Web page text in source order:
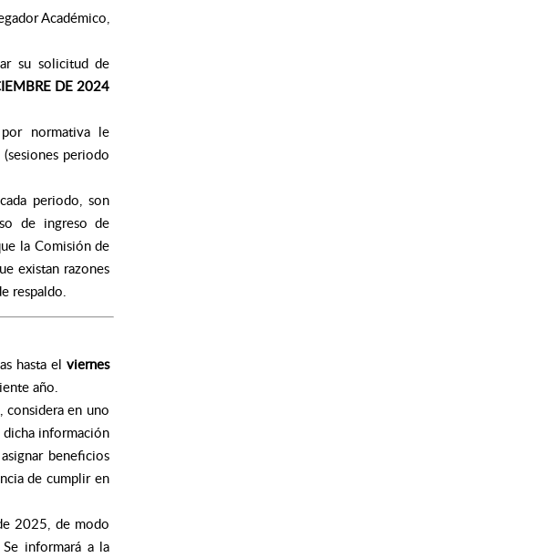
Académico,
su solicitud de
DE 2024
normativa le
periodo
periodo, son
de ingreso de
la Comisión de
existan razones
respaldo.
hasta elviernes
año.
en uno
información
beneficios
de cumplir en
2025, de modo
informará a la